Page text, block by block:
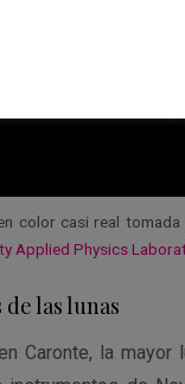
color casi real
Applied Physics
las lunas
Caronte, la